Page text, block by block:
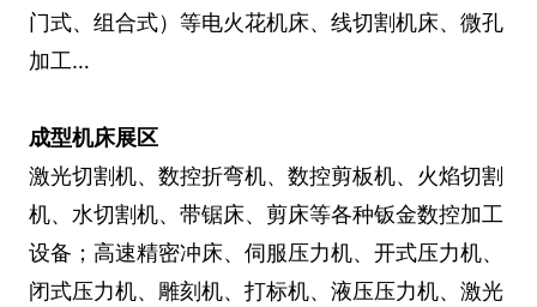
门式、组合式）等电火花机床、线切割机床、微孔
加工…
成型机床展区
激光切割机、数控折弯机、数控剪板机、火焰切割
机、水切割机、带锯床、剪床等各种钣金数控加工
设备；高速精密冲床、伺服压力机、开式压力机、
闭式压力机、雕刻机、打标机、液压压力机、激光